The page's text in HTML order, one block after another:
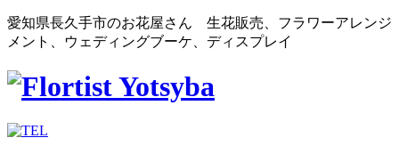
愛知県長久手市のお花屋さん 生花販売、フラワーアレンジ
メント、ウェディングブーケ、ディスプレイ